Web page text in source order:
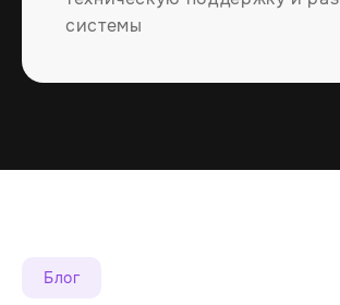
системы
Блог